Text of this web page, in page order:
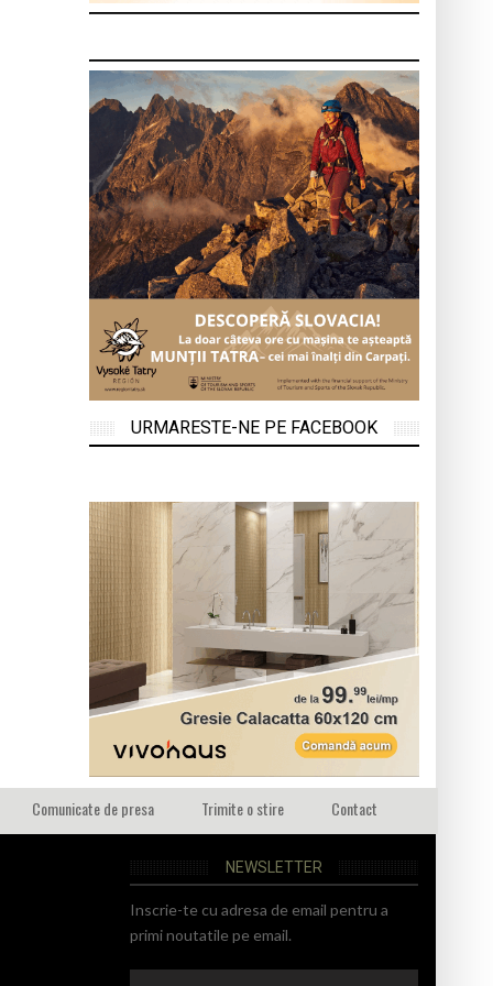
URMARESTE-NE PE FACEBOOK
Comunicate de presa Trimite o stire Contact
NEWSLETTER
Inscrie-te cu adresa de email pentru a
primi noutatile pe email.